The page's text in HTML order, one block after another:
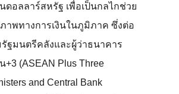
ดอลลาร์สหรัฐ เพื่อเป็นกลไกช่วย
าพทางการเงินในภูมิภาค ซึ่งต่อ
ฐมนตรีคลังและผู้ว่าธนาคาร
+3 (ASEAN Plus Three
and Central Bank